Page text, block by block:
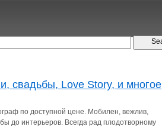
свадьбы, Love Story, и многое
по доступной цене. Мобилен, вежлив,
до интерьеров. Всегда рад плодотворному